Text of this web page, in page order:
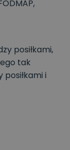
posiłkami,
tak
i